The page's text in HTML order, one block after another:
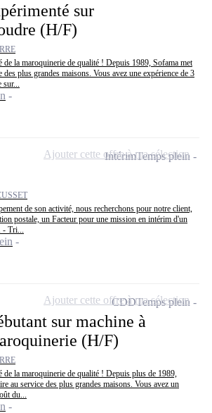
sur
(H/F)
la maroquinerie de qualité ! Depuis 1989, Sofama met
plus grandes maisons. Vous avez une expérience de 3
sur...
de son activité, nous recherchons pour notre client,
postale, un Facteur pour une mission en intérim d'un
- Tri...
IntérimTemps plein
Ajouter cette offre à ma sélection
sur machine à
(H/F)
la maroquinerie de qualité ! Depuis plus de 1989,
au service des plus grandes maisons. Vous avez un
du...
CDDTemps plein
Ajouter cette offre à ma sélection